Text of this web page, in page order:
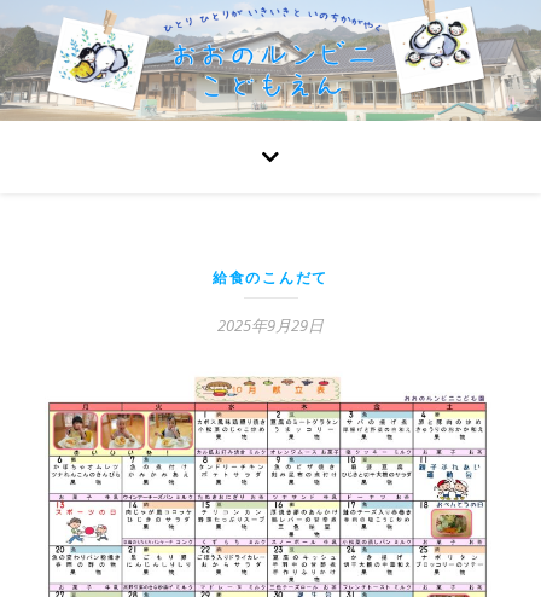
給食のこんだて
2025年9月29日